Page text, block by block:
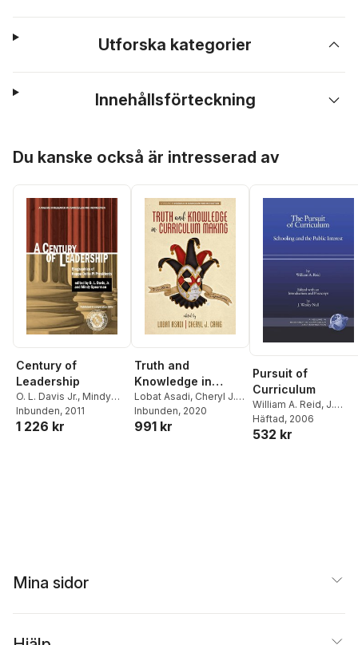
Utforska kategorier
Innehållsförteckning
Du kanske också är intresserad av
Century of
Leadership
O. L. Davis Jr., Mindy
Spearman
Inbunden, 2011
1 226 kr
Truth and
Knowledge in
Curriculum Making
Lobat Asadi, Cheryl J.
Craig
Inbunden, 2020
991 kr
Pursuit of
Curriculum
William A. Reid, J.
Wesley Null
Häftad, 2006
532 kr
Mina sidor